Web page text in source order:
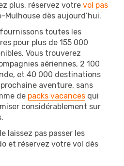
plus, réservez votre vol pas
Mulhouse dès aujourd’hui.
toutes les
pour plus de 155 000
Vous trouverez
aériennes, 2 100
et 40 000 destinations
aventure, sans
de packs vacances qui
considérablement sur
laissez pas passer les
et réservez votre vol dès